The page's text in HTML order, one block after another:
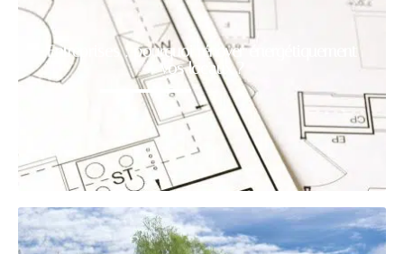
Entreprises : pourquoi rénover énergétiquement
vos locaux ?